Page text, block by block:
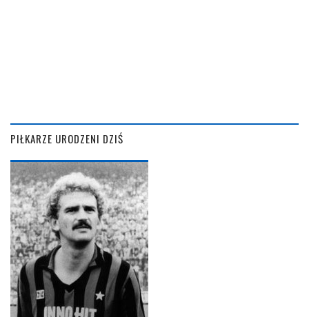
PIŁKARZE URODZENI DZIŚ